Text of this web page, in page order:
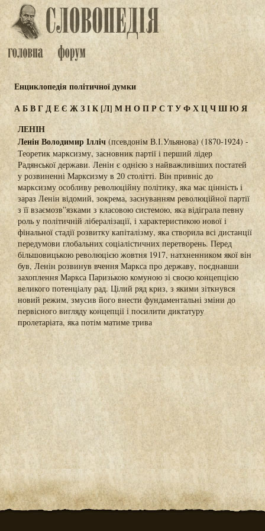
Енциклопедія політичної думки
АБВГДЕЄ ЖЗІК[Л] МНОПРСТУФХЦЧШЮЯ
ЛЕНІН
Ленін Володимир Ілліч (псевдонім В.І.Ульянова) (1870-1924) -
Теоретик марксизму, засновник партії і перший лідер
Радянської держави. Ленін є однією з найважливіших постатей
у розвиненні Марксизму в 20 столітті. Він привніс до
марксизму особливу революційну політику, яка має цінність і
зараз Ленін відомий, зокрема, заснуванням революційної партії
з її взаємозв”язками з класовою системою, яка відіграла певну
роль у політичній лібералізації, і характеристикою нової і
фінальної стадії розвитку капіталізму, яка створила всі дистанції
передумови глобальних соціалістичних перетворень. Перед
більшовицькою революцією жовтня 1917, натхненником якої він
був, Ленін розвинув вчення Маркса про державу, поєднавши
захоплення Маркса Паризькою комуною зі своєю концепцією
великого потенціалу рад. Цілий ряд криз, з якими зіткнувся
новий режим, змусив його внести фундаментальні зміни до
первісного вигляду концепції і посилити диктатуру
пролетаріата, яка потім матиме трива